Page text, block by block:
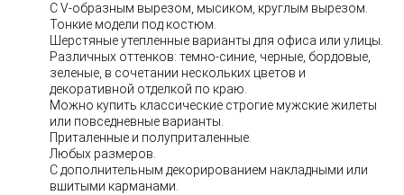
С V-образным вырезом, мысиком, круглым вырезом.
Тонкие модели под костюм.
Шерстяные утепленные варианты для офиса или улицы.
Различных оттенков: темно-синие, черные, бордовые,
зеленые, в сочетании нескольких цветов и
декоративной отделкой по краю.
Можно купить классические строгие мужские жилеты
или повседневные варианты.
Приталенные и полуприталенные.
Любых размеров.
С дополнительным декорированием накладными или
вшитыми карманами.